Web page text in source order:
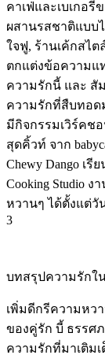
คาเฟ่และเบเกอรี
ผสานรสชาติแบบ
ใจฟู, ร้านเค้กสไต
ตกแต่งข้อความแ
ความรักนี้ และ สั
ความรักที่สืบทอด
มีกิจกรรมเวิร์คช
สุดคิ้วท์ จาก
Chewy Dango เ
Cooking Studio
หวานๆ ได้ตั้งแต่วั
3
บทสรุปความรักใ
เพิ่มดีกรีความหว
ของคู่รัก บี้ ธรรศ
ความรักที่มาเติม